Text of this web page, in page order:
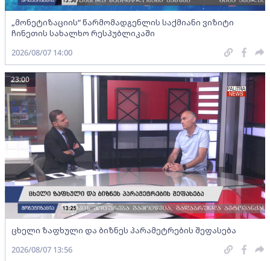
„მონეტიზაციის“ წარმომადგენლის საქმიანი ვიზიტი
ჩინეთის სახალხო რესპუბლიკაში
2026/08/07 14:00
ცხელი ზაფხული და ბიზნეს პარამეტრების შეფასება
23:00
2026/08/07 13:56